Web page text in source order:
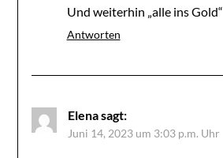
Und weiterhin „alle ins Gold“
Antworten
Elenasagt:
Juni 14, 2023 um 3:03 p.m. Uhr